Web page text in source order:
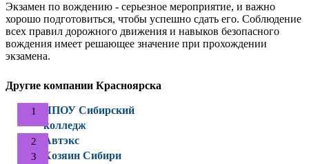
Экзамен по вождению - серьезное мероприятие, и важно
хорошо подготовиться, чтобы успешно сдать его. Соблюдение
всех правил дорожного движения и навыков безопасного
вождения имеет решающее значение при прохождении
экзамена.
Другие компании Красноярска
ЧПОУ Сибирский
колледж
Автэкс
Хозяин Сибири